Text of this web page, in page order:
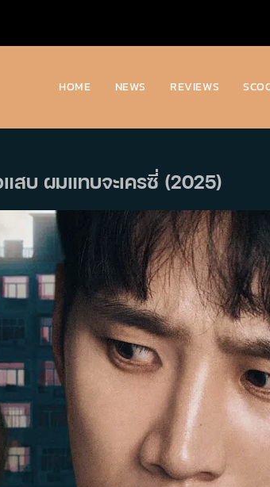
HOME NEWS REVIEWS
สบ ผมแทบจะเครซี่ (2025)